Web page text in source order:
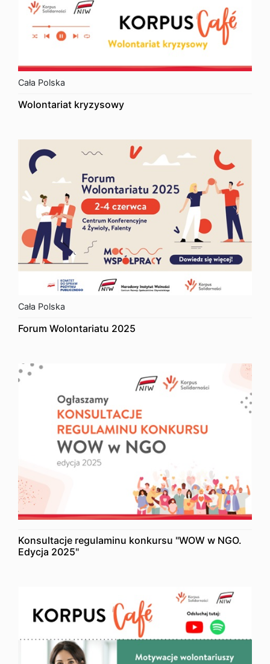
Cała Polska
Wolontariat kryzysowy
Cała Polska
Forum Wolontariatu 2025
Konsultacje regulaminu konkursu "WOW w NGO.
Edycja 2025"